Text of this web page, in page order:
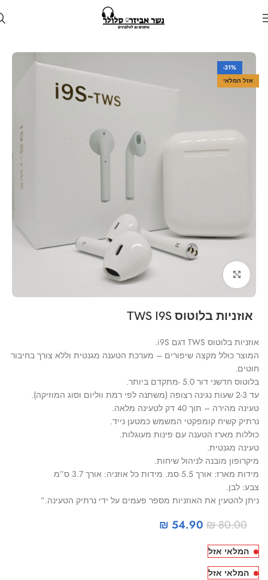
אוזניות אלחוטיות
-31%
אזל המלאי
Click to enlarge
אוזניות בלוטוס TWS I9S
אוזניות בלוטוס TWS דגם i9S.
המוצר כולל מקצה שיפורים – מערכת הטענה מגנטית וללא צורך בחיבור
חוטים.
בלוטוס חדשני דור 5.0 -מתקדם ביותר.
עד 2-3 שעות נגינה רצופה (משתנה לפי רמת ווליום וסוג המוזיקה).
טעינה מהירה – תוך 40 דק לטעינה מלאה.
נרתיק קשיח קומפקטי המשמש כמטען נייד.
כוללות מארז הטענה עם פינות מעוגלות.
טעינה מגנטית.
מיקרופון מובנה לניהול שיחות.
מידות מארז: אורך 5.5 סמ. מידות כל אוזניה: אורך 3.7 ס”מ
צבע: לבן.
ניתן להטעין את האוזניות מספר פעמים על ידי נרתיק הטעינה.”
₪80.00
₪ 54.90
המלאי אזל
המלאי אזל